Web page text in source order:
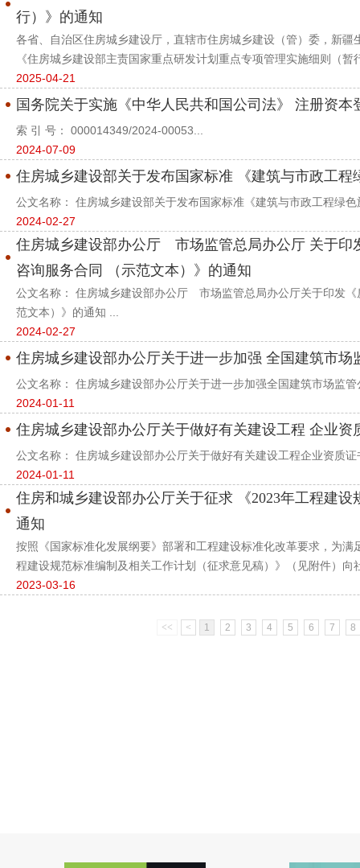
行）》的通知
各省、自治区住房城乡建设厅，直辖市住房城乡建设（管）委，新
《住房城乡建设部主责国家重点研发计划重点专项管理实施细则（
2025-04-21
国务院关于实施《中华人民共和国公司法》 注册资本
索 引 号： 000014349/2024-00053...
2024-07-09
住房城乡建设部关于发布国家标准 《建筑与市政工程
公文名称： 住房城乡建设部关于发布国家标准《建筑与市政工程绿
2024-02-27
住房城乡建设部办公厅 市场监管总局办公厅 关于印
咨询服务合同 （示范文本）》的通知
公文名称： 住房城乡建设部办公厅 市场监管总局办公厅关于印发
范文本）》的通知 ...
2024-02-27
住房城乡建设部办公厅关于进一步加强 全国建筑市
公文名称： 住房城乡建设部办公厅关于进一步加强全国建筑市场监
2024-01-11
住房城乡建设部办公厅关于做好有关建设工程 企业资
公文名称： 住房城乡建设部办公厅关于做好有关建设工程企业资质
2024-01-11
住房和城乡建设部办公厅关于征求 《2023年工程建
通知
按照《国家标准化发展纲要》部署和工程建设标准化改革要求，为
程建设规范标准编制及相关工作计划（征求意见稿）》（见附件）
2023-03-16
<< < 1 2 3 4 5 6 7 8